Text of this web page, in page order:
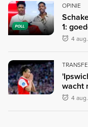
POLL
OPINIE
1:
4
wacht
4